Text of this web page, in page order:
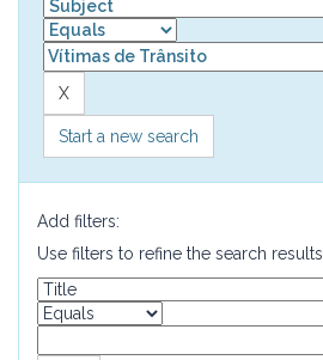
Start a new search
Add filters:
Use filters to refine the search results.